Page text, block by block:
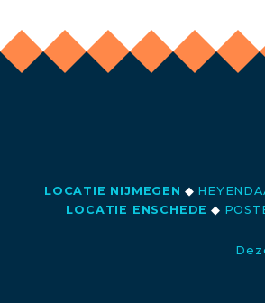
LOCATIE NIJMEGEN ◆
LOCATIE ENSCHEDE ◆